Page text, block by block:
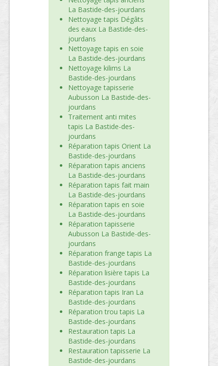
La Bastide-des-jourdans
Nettoyage tapis Dégâts
des eaux La Bastide-des-
jourdans
Nettoyage tapis en soie
La Bastide-des-jourdans
Nettoyage kilims La
Bastide-des-jourdans
Nettoyage tapisserie
Aubusson La Bastide-des-
jourdans
Traitement anti mites
tapis La Bastide-des-
jourdans
Réparation tapis Orient La
Bastide-des-jourdans
Réparation tapis anciens
La Bastide-des-jourdans
Réparation tapis fait main
La Bastide-des-jourdans
Réparation tapis en soie
La Bastide-des-jourdans
Réparation tapisserie
Aubusson La Bastide-des-
jourdans
Réparation frange tapis La
Bastide-des-jourdans
Réparation lisière tapis La
Bastide-des-jourdans
Réparation tapis Iran La
Bastide-des-jourdans
Réparation trou tapis La
Bastide-des-jourdans
Restauration tapis La
Bastide-des-jourdans
Restauration tapisserie La
Bastide-des-jourdans